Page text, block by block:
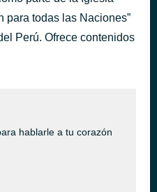
para todas las Naciones”
Perú. Ofrece contenidos
hablarle a tu corazón